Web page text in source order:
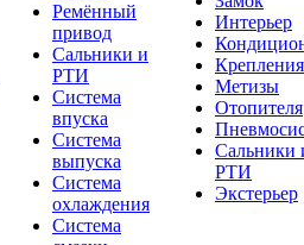
Ремённый
привод
Сальники и
РТИ
Система
впуска
Система
выпуска
Система
охлаждения
Система
Интерьер
Крепления
Метизы
Отопителя
Сальники
РТИ
Экстерьер